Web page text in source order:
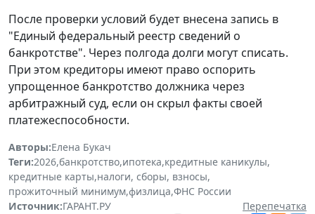
После проверки условий будет внесена запись в
"Единый федеральный реестр сведений о
банкротстве". Через полгода долги могут списать.
При этом кредиторы имеют право оспорить
упрощенное банкротство должника через
арбитражный суд, если он скрыл факты своей
платежеспособности.
Авторы:Елена Букач
Теги:2026,банкротство,ипотека,кредитные каникулы,
кредитные карты,налоги, сборы, взносы,
прожиточный минимум,физлица,ФНС России
Источник:ГАРАНТ.РУ
Перепечатка